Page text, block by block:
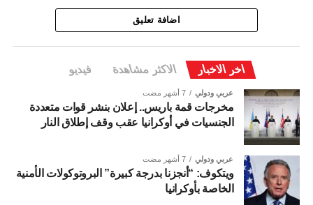
اضافة تعليق
اخر الاخبار الاكثر مشاهدة فيديو
عربي ودولي 7 أشهر مضت
مخرجات قمة باريس.. إعلان بنشر قوات متعددة
الجنسيات في أوكرانيا عقب وقف إطلاق النار
عربي ودولي 7 أشهر مضت
ويتكوف: “أنجزنا بدرجة كبيرة” البروتوكولات الأمنية
الخاصة بأوكرانيا